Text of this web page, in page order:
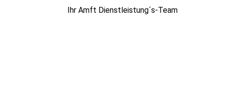
Ihr Amft Dienstleistung´s-Team